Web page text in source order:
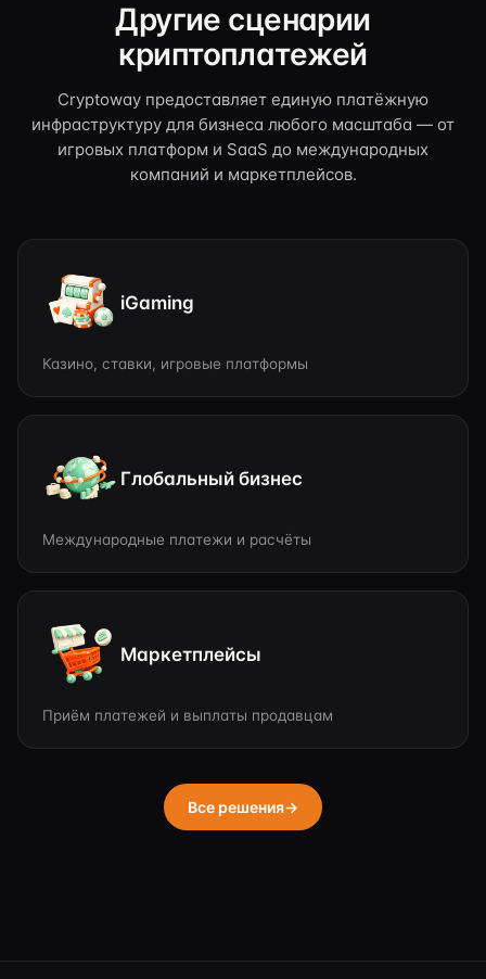
Другие сценарии
криптоплатежей
Cryptoway предоставляет единую платёжную
инфраструктуру для бизнеса любого масштаба — от
игровых платформ и SaaS до международных
компаний и маркетплейсов.
iGaming
Казино, ставки, игровые платформы
Глобальный бизнес
Международные платежи и расчёты
Маркетплейсы
Приём платежей и выплаты продавцам
Все решения→